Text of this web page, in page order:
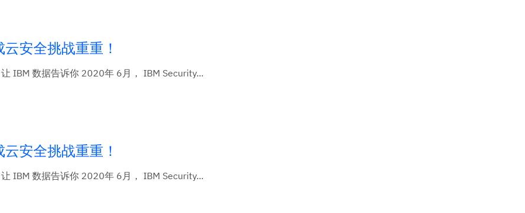
安全挑战重重！
IBM 数据告诉你 2020年 6月， IBM Security...
安全挑战重重！
IBM 数据告诉你 2020年 6月， IBM Security...